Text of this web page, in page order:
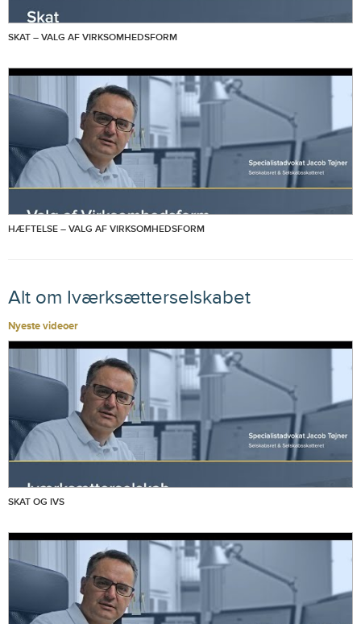
SKAT – VALG AF VIRKSOMHEDSFORM
HÆFTELSE – VALG AF VIRKSOMHEDSFORM
Alt om Iværksætterselskabet
Nyeste videoer
SKAT OG IVS